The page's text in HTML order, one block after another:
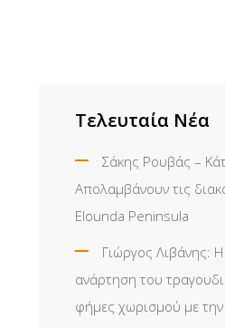
Τελευταία Νέα
Σάκης Ρουβάς –
Απολαμβάνουν τις
Elounda Peninsula
Γιώργος Λιβάνης: Η
ανάρτηση του
φήμες χωρισμού με